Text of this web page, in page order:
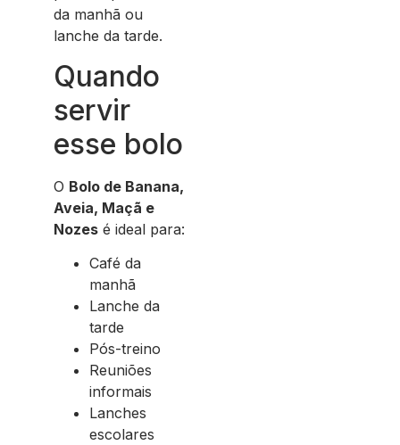
da manhã ou
lanche da tarde.
Quando
servir
esse bolo
O Bolo de Banana,
Aveia, Maçã e
Nozes é ideal para:
Café da
manhã
Lanche da
tarde
Pós-treino
Reuniões
informais
Lanches
escolares